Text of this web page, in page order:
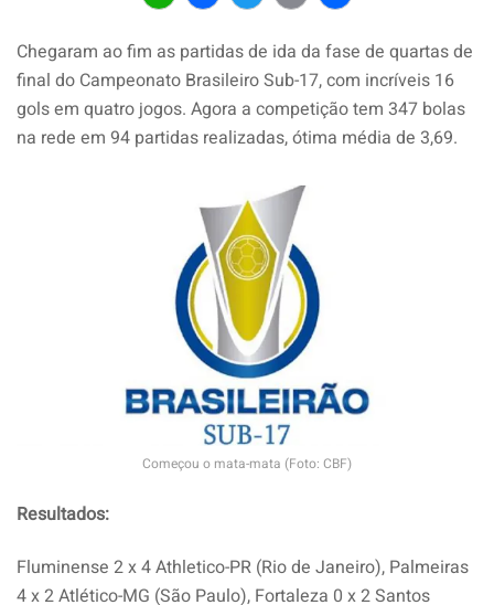
WhatsApp
Facebook
Twitter
EmailShare
Chegaram ao fim as partidas de ida da fase de quartas de
final do Campeonato Brasileiro Sub-17, com incríveis 16
gols em quatro jogos. Agora a competição tem 347 bolas
na rede em 94 partidas realizadas, ótima média de 3,69.
Começou o mata-mata (Foto: CBF)
Resultados:
Fluminense 2 x 4 Athletico-PR (Rio de Janeiro), Palmeiras
4 x 2 Atlético-MG (São Paulo), Fortaleza 0 x 2 Santos